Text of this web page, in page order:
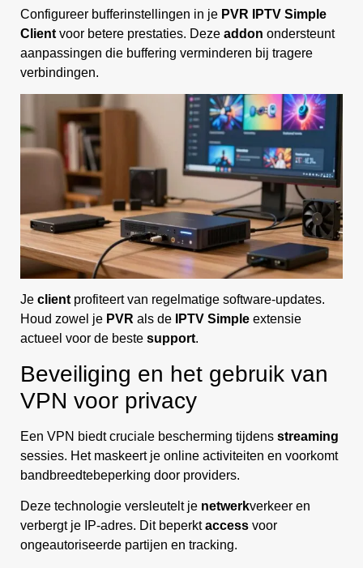
Configureer bufferinstellingen in je PVR IPTV Simple
Client voor betere prestaties. Deze addon ondersteunt
aanpassingen die buffering verminderen bij tragere
verbindingen.
Je client profiteert van regelmatige software-updates.
Houd zowel je PVR als de IPTV Simple extensie
actueel voor de beste support.
Beveiliging en het gebruik van
VPN voor privacy
Een VPN biedt cruciale bescherming tijdens streaming
sessies. Het maskeert je online activiteiten en voorkomt
bandbreedtebeperking door providers.
Deze technologie versleutelt je netwerkverkeer en
verbergt je IP-adres. Dit beperktaccess voor
ongeautoriseerde partijen en tracking.